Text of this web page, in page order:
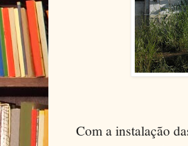
Com a instalação